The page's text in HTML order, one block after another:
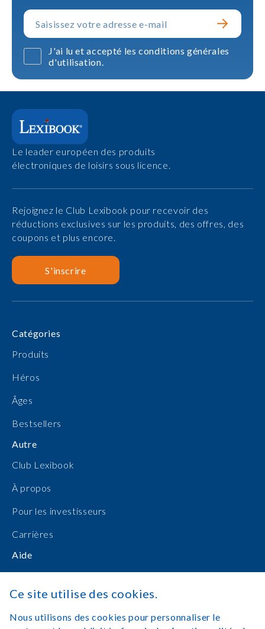
J'ai lu et accepté les conditions générales
d'utilisation.
Le leader européen des produits
électroniques de loisirs sous licence.
Rejoignez le Club Lexibook pour recevoir des
réductions exclusives sur les produits, des offres, des
coupons et plus encore.
S'inscrire
Catégories
Produits
Héros
Âges
Bestsellers
Autre
Club Lexibook
À propos
Pour les investisseurs
Carrières
Aide
Manuels d'utilisation
Achats en ligne
Nous contacter
Ce site utilise des cookies.
Nous utilisons des cookies pour personnaliser le